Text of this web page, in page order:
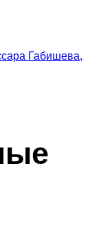
Габишева,